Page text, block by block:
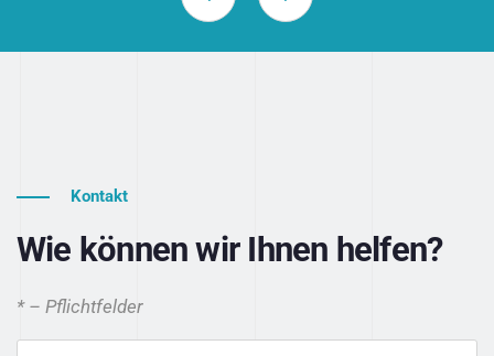
Kontakt
Wie können wir Ihnen helfen?
* – Pflichtfelder